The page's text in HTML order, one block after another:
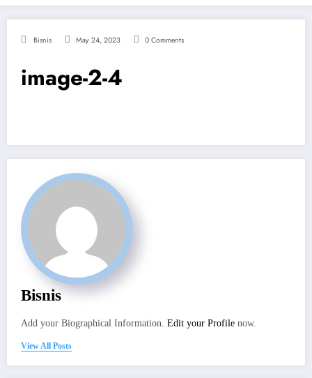
Bisnis May 24, 2023 0 Comments
image-2-4
Bisnis
Add your Biographical Information. Edit your Profile now.
View All Posts